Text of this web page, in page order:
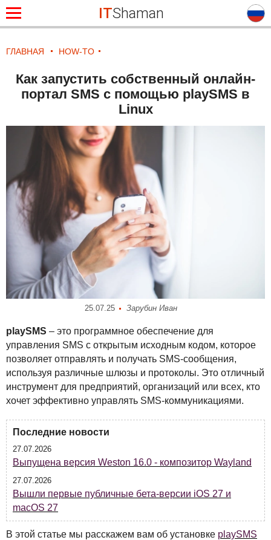
ITShaman
ГЛАВНАЯ HOW-TO
Как запустить собственный онлайн-
портал SMS с помощью playSMS в
Linux
25.07.25 Зарубин Иван
playSMS – это программное обеспечение для
управления SMS с открытым исходным кодом, которое
позволяет отправлять и получать SMS-сообщения,
используя различные шлюзы и протоколы. Это отличный
инструмент для предприятий, организаций или всех, кто
хочет эффективно управлять SMS-коммуникациями.
Последние новости
27.07.2026
Выпущена версия Weston 16.0 - композитор Wayland
27.07.2026
Вышли первые публичные бета-версии iOS 27 и
macOS 27
В этой статье мы расскажем вам об установке playSMS